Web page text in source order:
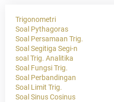
Trigonometri
Soal Pythagoras
Soal Persamaan Trig.
Soal Segitiga Segi-n
soal Trig. Analitika
Soal Fungsi Trig.
Soal Perbandingan
Soal Limit Trig.
Soal Sinus Cosinus